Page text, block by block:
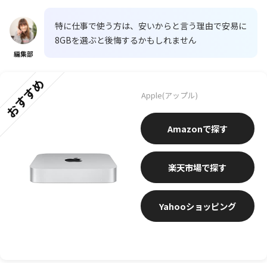
編集部
特に仕事で使う方は、安いからと言う理由で安易に
8GBを選ぶと後悔するかもしれません
おすすめ Apple(アップル)
楽天市場
Amazon
Yahooショッピング